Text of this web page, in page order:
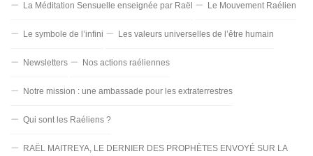
La Méditation Sensuelle enseignée par Raël Le Mouvement Raélien
Le symbole de l’infini Les valeurs universelles de l’être humain
Newsletters Nos actions raéliennes
Notre mission : une ambassade pour les extraterrestres
Qui sont les Raéliens ?
RAËL MAITREYA, LE DERNIER DES PROPHÈTES ENVOYÉ SUR LA